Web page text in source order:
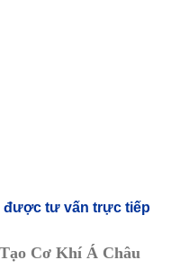
được tư vấn trực tiếp
Cơ Khí Á Châu